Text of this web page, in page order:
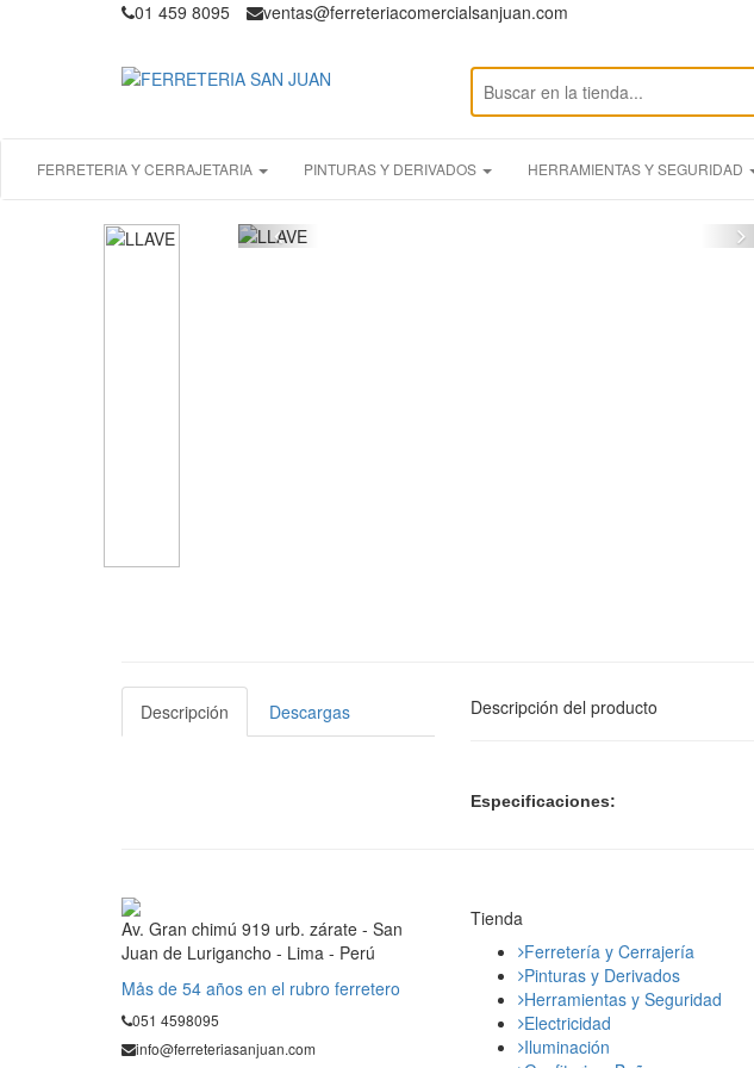
01 459 8095 ventas@ferreteriacomercialsanjuan.com
FERRETERIA Y CERRAJETARIA PINTURAS Y DERIVADOS HERRAMIENTAS Y SEGURIDAD
Descripción Descargas Descripción del producto
Especificaciones:
Av. Gran chimú 919 urb. zárate - San
Juan de Lurigancho - Lima - Perú
Mås de 54 años en el rubro ferretero
051 4598095
info@ferreteriasanjuan.com
Tienda
Ferretería y Cerrajería
Pinturas y Derivados
Herramientas y Seguridad
Electricidad
Iluminación